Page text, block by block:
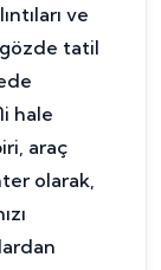
ve
tatil
hale
araç
olarak,